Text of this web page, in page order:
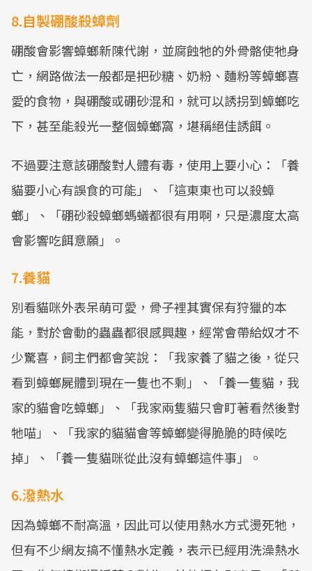
8.自製硼酸殺蟑劑
硼酸會影響蟑螂新陳代謝，並腐蝕牠的外骨骼使牠身
亡，網路做法一般都是把砂糖、奶粉、麵粉等蟑螂喜
愛的食物，與硼酸或硼砂混和，就可以誘拐到蟑螂吃
下，甚至能殺光一整個蟑螂窩，堪稱絕佳誘餌。
不過要注意該硼酸對人體有毒，使用上要小心：「養
貓要小心有誤食的可能」、「這東東也可以殺蟑
螂」、「硼砂殺蟑螂螞蟻都很有用啊，只是濃度太高
會影響吃餌意願」。
7.養貓
別看貓咪外表呆萌可愛，骨子裡其實保有狩獵的本
能，對於會動的蟲蟲都很感興趣，經常會帶給奴才不
少驚喜，飼主們都會笑說：「我家養了貓之後，從只
看到蟑螂屍體到現在一隻也不剩」、「養一隻貓，我
家的貓會吃蟑螂」、「我家兩隻貓只會盯著看然後對
牠喵」、「我家的貓貓會等蟑螂變得脆脆的時候吃
掉」、「養一隻貓咪從此沒有蟑螂這件事」。
6.潑熱水
因為蟑螂不耐高溫，因此可以使用熱水方式燙死牠，
但有不少網友搞不懂熱水定義，表示已經用洗澡熱水